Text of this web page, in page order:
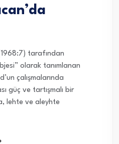
tarafından
olarak tanımlanan
çalışmalarında
güç ve tartışmalı bir
lehte ve aleyhte